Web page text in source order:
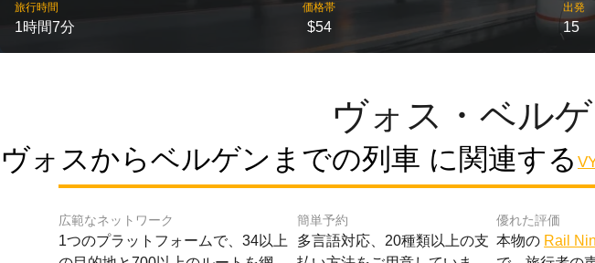
旅行時間
1時間7分
価格帯
$54
出発
15
ヴォス・ベル
ヴォスからベルゲンまでの列車 に関連する
広範なネットワーク
1つのプラットフォームで、34以上
簡単予約
多言語対応、20種類以上の支
優れた評価
本物の Rail